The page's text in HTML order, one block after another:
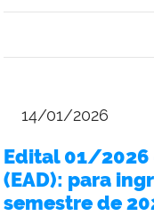
14/01/2026
Edital 01/2026
(EAD): para
semestre de